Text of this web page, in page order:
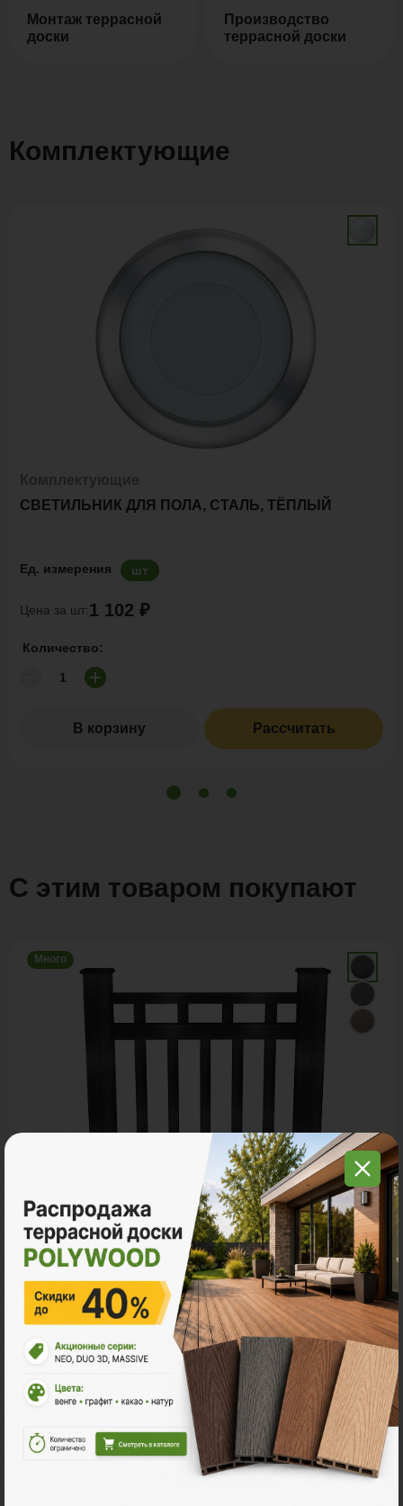
Монтаж террасной
доски
Производство
террасной доски
Комплектующие
СВЕТИЛЬНИК ДЛЯ ПОЛА, СТАЛЬ, ТЁПЛЫЙ
Ед. измерения шт
Цена за шт:1 102 ₽
Количество:
В корзину Рассчитать
С этим товаром покупают
Много
Заборы и ограждения
POLYWOOD™ КЛАССИК DUO
Ед. измерения пог. м.
Цена за пог. м.:10 600 ₽
Количество:
Рассчитать